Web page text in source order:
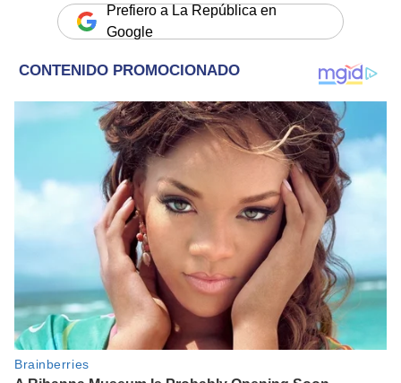
Prefiero a La República en
Google